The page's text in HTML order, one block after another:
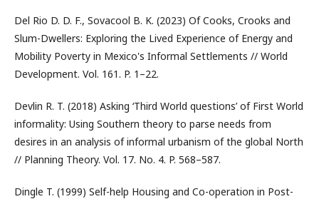
Del Rio D. D. F., Sovacool B. K. (2023) Of Cooks, Crooks and
Slum-Dwellers: Exploring the Lived Experience of Energy and
Mobility Poverty in Mexico's Informal Settlements // World
Development. Vol. 161. P. 1–22.
Devlin R. T. (2018) Asking ‘Third World questions’ of First World
informality: Using Southern theory to parse needs from
desires in an analysis of informal urbanism of the global North
// Planning Theory. Vol. 17. No. 4. P. 568–587.
Dingle T. (1999) Self-help Housing and Co-operation in Post-